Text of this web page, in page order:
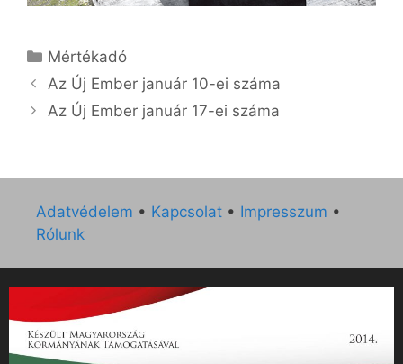
Kategória
Mértékadó
Az Új Ember január 10-ei száma
Az Új Ember január 17-ei száma
Adatvédelem • Kapcsolat • Impresszum •
Rólunk